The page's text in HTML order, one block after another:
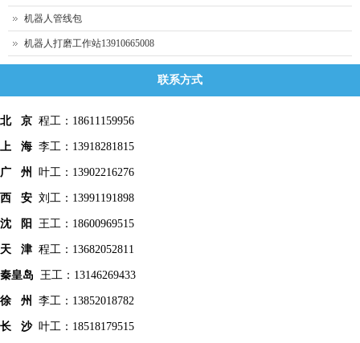
机器人管线包
机器人打磨工作站13910665008
联系方式
北 京 程工：18611159956
上 海 李工：13918281815
广 州 叶工：13902216276
西 安 刘工：13991191898
沈 阳 王工：18600969515
天 津 程工：13682052811
秦皇岛 王工：13146269433
徐 州 李工：13852018782
长 沙叶工：18518179515